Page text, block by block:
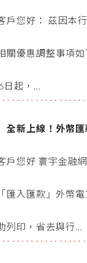
]自動化手續費優
戶您好： 茲因本
關優惠調整事項
起，...
全新上線！外幣
更便利
戶您好 寰宇金融
匯入匯款」外幣
列印，省去與行...